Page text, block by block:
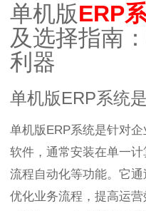
单机版ERP
及选择指南
利器
单机版ERP系统
单机版ERP系统是针对
软件，通常安装在单一计
流程自动化等功能。它
优化业务流程，提高运